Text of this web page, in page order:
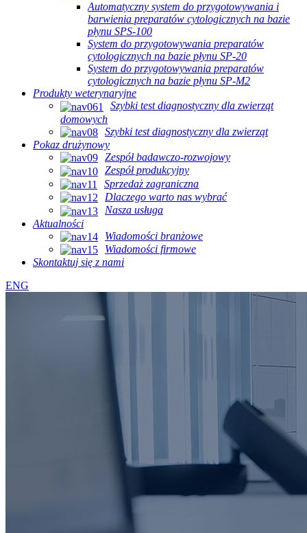
Automatyczny system do przygotowywania i
barwienia preparatów cytologicznych na bazie
płynu SPS-100
System do przygotowywania preparatów
cytologicznych na bazie płynu SP-20
System do przygotowywania preparatów
cytologicznych na bazie płynu SP-M2
Produkty weterynaryjne
Szybki test diagnostyczny dla zwierząt
domowych
Szybki test diagnostyczny dla zwierząt
Pokaz drużynowy
Zespół badawczo-rozwojowy
Zespół produkcyjny
Sprzedaż zagraniczna
Dlaczego warto nas wybrać
Nasza usługa
Aktualności
Wiadomości branżowe
Wiadomości firmowe
Skontaktuj się z nami
ENG